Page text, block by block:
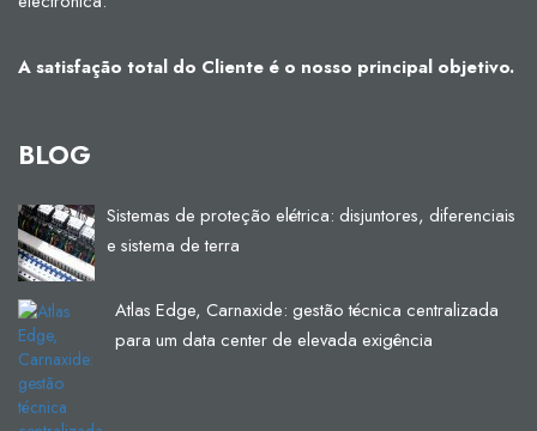
A satisfação total do Cliente é o nosso principal objetivo.
BLOG
Sistemas de proteção elétrica: disjuntores, diferenciais
e sistema de terra
Atlas Edge, Carnaxide: gestão técnica centralizada
para um data center de elevada exigência